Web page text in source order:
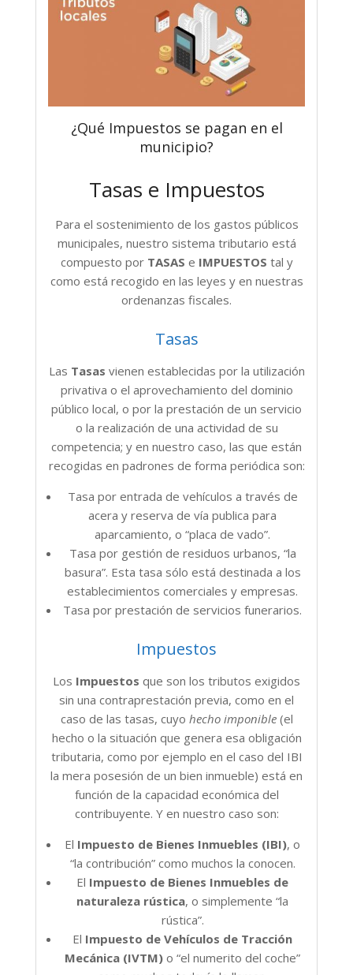
¿Qué Impuestos se pagan en el
municipio?
Tasas e Impuestos
Para el sostenimiento de los gastos públicos
municipales, nuestro sistema tributario está
compuesto por TASAS e IMPUESTOS tal y
como está recogido en las leyes y en nuestras
ordenanzas fiscales.
Tasas
Las Tasas vienen establecidas por la utilización
privativa o el aprovechamiento del dominio
público local, o por la prestación de un servicio
o la realización de una actividad de su
competencia; y en nuestro caso, las que están
recogidas en padrones de forma periódica son:
Tasa por entrada de vehículos a través de
acera y reserva de vía publica para
aparcamiento, o “placa de vado”.
Tasa por gestión de residuos urbanos, “la
basura”. Esta tasa sólo está destinada a los
establecimientos comerciales y empresas.
Tasa por prestación de servicios funerarios.
Impuestos
Los Impuestos que son los tributos exigidos
sin una contraprestación previa, como en el
caso de las tasas, cuyo hecho imponible(el
hecho o la situación que genera esa obligación
tributaria, como por ejemplo en el caso del IBI
la mera posesión de un bien inmueble) está en
función de la capacidad económica del
contribuyente. Y en nuestro caso son:
El Impuesto de Bienes Inmuebles (IBI), o
“la contribución” como muchos la conocen.
El Impuesto de Bienes Inmuebles de
naturaleza rústica, o simplemente “la
rústica”.
El Impuesto de Vehículos de Tracción
Mecánica (IVTM) o “el numerito del coche”